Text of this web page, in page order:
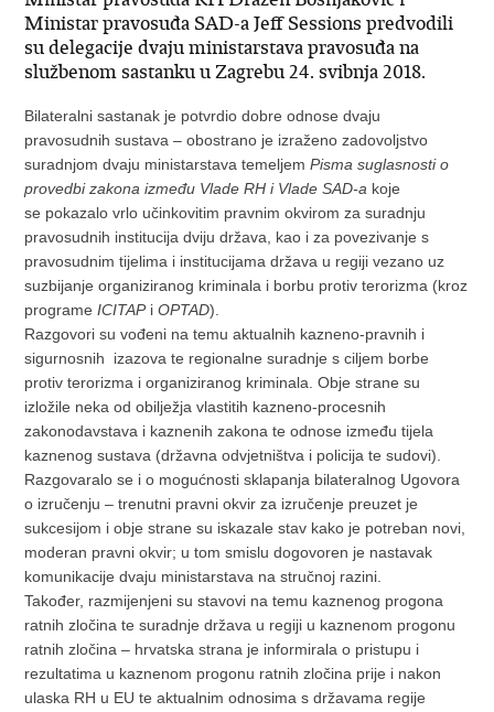
Ministar pravosuđa SAD-a Jeff Sessions predvodili
su delegacije dvaju ministarstava pravosuđa na
službenom sastanku u Zagrebu 24. svibnja 2018.
Bilateralni sastanak je potvrdio dobre odnose dvaju
pravosudnih sustava – obostrano je izraženo zadovoljstvo
suradnjom dvaju ministarstava temeljemPisma suglasnosti o
provedbi zakona između Vlade RH i Vlade SAD-a koje
se pokazalo vrlo učinkovitim pravnim okvirom za suradnju
pravosudnih institucija dviju država, kao i za povezivanje s
pravosudnim tijelima i institucijama država u regiji vezano uz
suzbijanje organiziranog kriminala i borbu protiv terorizma (kroz
programeICITAP iOPTAD).
Razgovori su vođeni na temu aktualnih kazneno-pravnih i
sigurnosnih izazova te regionalne suradnje s ciljem borbe
protiv terorizma i organiziranog kriminala. Obje strane su
izložile neka od obilježja vlastitih kazneno-procesnih
zakonodavstava i kaznenih zakona te odnose između tijela
kaznenog sustava (državna odvjetništva i policija te sudovi).
Razgovaralo se i o mogućnosti sklapanja bilateralnog Ugovora
o izručenju – trenutni pravni okvir za izručenje preuzet je
sukcesijom i obje strane su iskazale stav kako je potreban novi,
moderan pravni okvir; u tom smislu dogovoren je nastavak
komunikacije dvaju ministarstava na stručnoj razini.
Također, razmijenjeni su stavovi na temu kaznenog progona
ratnih zločina te suradnje država u regiji u kaznenom progonu
ratnih zločina – hrvatska strana je informirala o pristupu i
rezultatima u kaznenom progonu ratnih zločina prije i nakon
ulaska RH u EU te aktualnim odnosima s državama regije